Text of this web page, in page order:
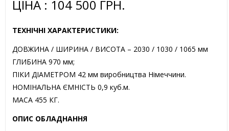
ЦІНА : 104 500 ГРН.
ТЕХНІЧНІ ХАРАКТЕРИСТИКИ:
ДОВЖИНА / ШИРИНА / ВИСОТА – 2030 / 1030 / 1065 мм
ГЛИБИНА 970 мм;
ПІКИ ДІАМЕТРОМ 42 мм виробництва Німеччини.
НОМІНАЛЬНА ЄМНІСТЬ 0,9 куб.м.
МАСА 455 КГ.
ОПИС ОБЛАДНАННЯ